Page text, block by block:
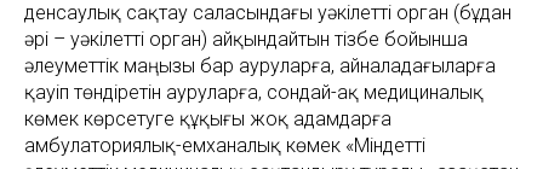
денсаулық сақтау саласындағы уәкілетті орган (бұдан
әрі – уәкілетті орган) айқындайтын тізбе бойынша
әлеуметтік маңызы бар ауруларға, айналадағыларға
қауіп төндіретін ауруларға, сондай-ақ медициналық
көмек көрсетуге құқығы жоқ адамдарға
амбулаториялық-емханалық көмек «Міндетті